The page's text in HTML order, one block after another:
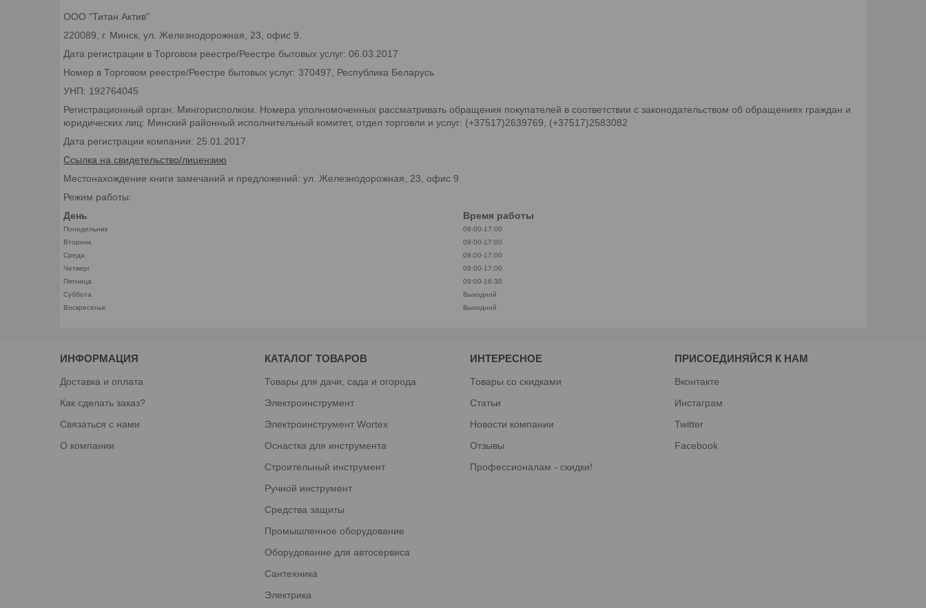
ООО "Титан Актив"
220089, г. Минск, ул. Железнодорожная, 23, офис 9.
Дата регистрации в Торговом реестре/Реестре бытовых услуг: 06.03.2017
Номер в Торговом реестре/Реестре бытовых услуг: 370497, Республика Беларусь
УНП: 192764045
Регистрационный орган: Мингорисполком. Номера уполномоченных рассматривать обращения покупателей в соответствии с законодательством об обращениях граждан и
юридических лиц: Минский районный исполнительный комитет, отдел торговли и услуг: (+37517)2639769, (+37517)2583082
Дата регистрации компании: 25.01.2017
Ссылка на свидетельство/лицензию
Местонахождение книги замечаний и предложений: ул. Железнодорожная, 23, офис 9
Режим работы:
День
Время работы
Понедельник
09:00-17:00
Вторник
09:00-17:00
Среда
09:00-17:00
Четверг
09:00-17:00
Пятница
09:00-16:30
Суббота
Выходной
Воскресенье
Выходной
ИНФОРМАЦИЯ
Доставка и оплата
Как сделать заказ?
Связаться с нами
О компании
КАТАЛОГ ТОВАРОВ
Товары для дачи, сада и огорода
Электроинструмент
Электроинструмент Wortex
Оснастка для инструмента
Строительный инструмент
Ручной инструмент
Средства защиты
Промышленное оборудование
Оборудование для автосервиса
Сантехника
Электрика
ИНТЕРЕСНОЕ
Товары со скидками
Статьи
Новости компании
Отзывы
Профессионалам - скидки!
ПРИСОЕДИНЯЙСЯ К НАМ
Вконтакте
Инстаграм
Twitter
Facebook